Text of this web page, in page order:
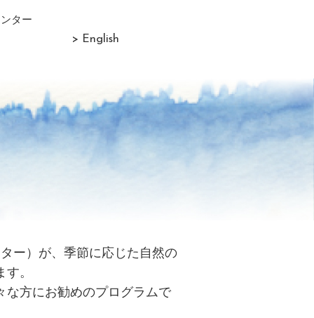
ター
> English
ー）が、季節に応じた自然の
。
な方にお勧めのプログラムで